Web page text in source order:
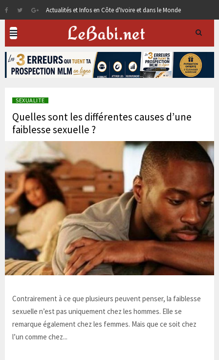
Actualités et Infos en Côte d'Ivoire et dans le Monde
SEXUALITE
Quelles sont les différentes causes d’une
faiblesse sexuelle ?
Contrairement à ce que plusieurs peuvent penser, la faiblesse
sexuelle n’est pas uniquement chez les hommes. Elle se
remarque également chez les femmes. Mais que ce soit chez
l’un comme chez...